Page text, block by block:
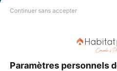
Continuer sans accepter
Paramètres personnels
Vous souhaitez réaliser des